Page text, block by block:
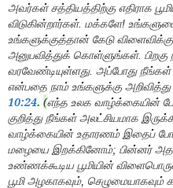
அவர்கள் சத்தியத்திற்கு எதிராக
விடுகின்றார்கள். மக்களே!
உங்களுக்குத்தான் கேடு
அனுபவித்துக் கொள்ளுங்கள். பிறகு
வரவேண்டியுள்ளது. அப்போது
என்பதை நாம் உங்களுக்கு அறிவித்து
10:24. (எந்த உலக வாழ்க்கையின்
குறித்து நீங்கள் அலட்சியமாக
வாழ்க்கையின் உதாரணம் இதைப்
மழையை இறக்கினோம்; பின்னர்
உண்ணக்கூடிய பூமியின்
பூமி அழகாகவும், செழுமையாகவும்